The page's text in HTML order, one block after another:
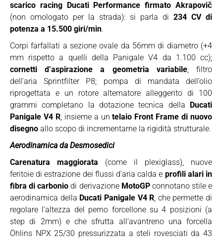
scarico racing Ducati Performance firmato Akrapovič
(non omologato per la strada): si parla di 234 CV di
potenza a 15.500 giri/min.
Corpi farfallati a sezione ovale da 56mm di diametro (+4
mm rispetto a quelli della Panigale V4 da 1.100 cc);
cornetti d’aspirazione a geometria variabile; filtro
dell’aria Sprintfilter P8; pompa di mandata dell’olio
riprogettata e un rotore alternatore alleggerito di 100
grammi completano la dotazione tecnica della Ducati
Panigale V4 R, insieme a untelaio Front Frame di nuovo
disegno allo scopo di incrementarne la rigidità strutturale.
Aerodinamica da Desmosedici
Carenatura maggiorata (come il plexiglass), nuove
feritoie di estrazione dei flussi d’aria calda e profili alari in
fibra di carbonio di derivazione MotoGPconnotano stile e
aerodinamica della Ducati Panigale V4 R, che permette di
regolare l’altezza del perno forcellone su 4 posizioni (a
step di 2mm) e che sfrutta all’avantreno una forcella
Öhlins NPX 25/30 pressurizzata a steli rovesciati da 43